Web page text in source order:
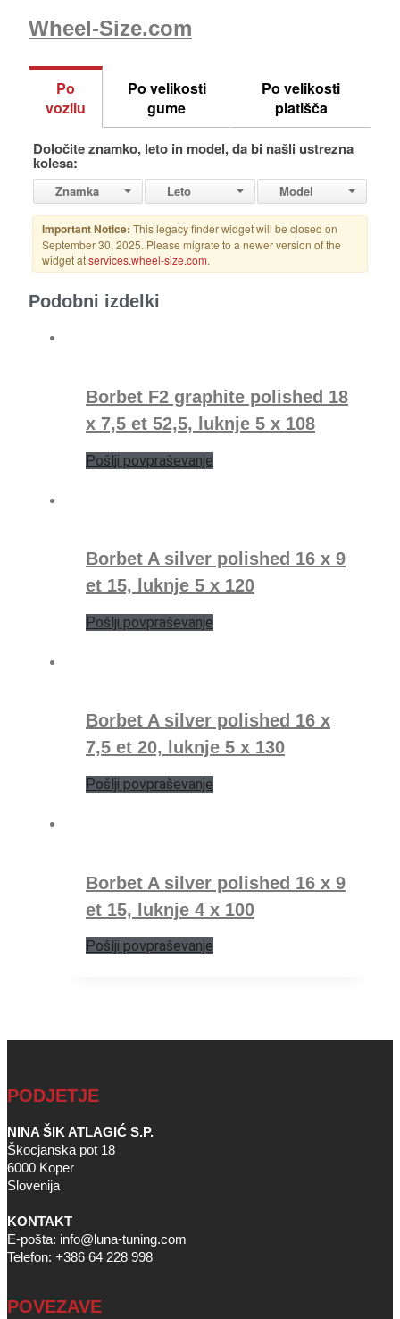
Wheel-Size.com
Podobni izdelki
Borbet F2 graphite polished 18
x 7,5 et 52,5, luknje 5 x 108
Pošlji povpraševanje
Borbet A silver polished 16 x 9
et 15, luknje 5 x 120
Pošlji povpraševanje
Borbet A silver polished 16 x
7,5 et 20, luknje 5 x 130
Pošlji povpraševanje
Borbet A silver polished 16 x 9
et 15, luknje 4 x 100
Pošlji povpraševanje
PODJETJE
NINA ŠIK ATLAGIĆ S.P.
Škocjanska pot 18
6000 Koper
Slovenija
KONTAKT
E-pošta: info@luna-tuning.com
Telefon: +386 64 228 998
POVEZAVE